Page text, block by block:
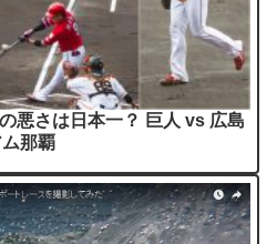
悪さは日本一？ 巨人 vs 広島
那覇